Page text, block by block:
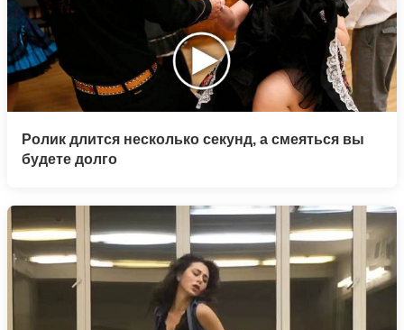
Ролик длится несколько секунд, а смеяться вы
будете долго